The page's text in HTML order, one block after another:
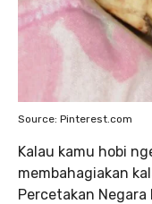
Source: Pinterest.com
Kalau kamu hobi
membahagiakan
Percetakan